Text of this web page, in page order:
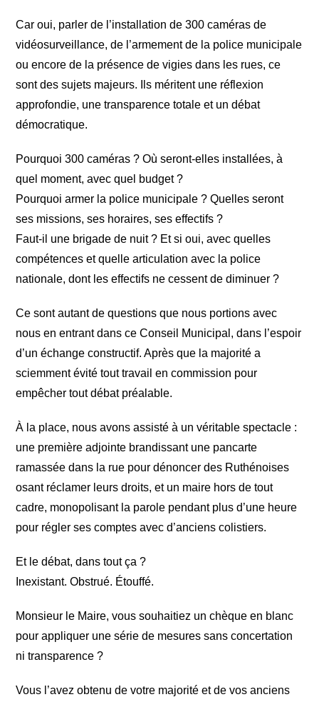
Car oui, parler de l’installation de 300 caméras de
vidéosurveillance, de l’armement de la police municipale
ou encore de la présence de vigies dans les rues, ce
sont des sujets majeurs. Ils méritent une réflexion
approfondie, une transparence totale et un débat
démocratique.
Pourquoi 300 caméras ? Où seront-elles installées, à
quel moment, avec quel budget ?
Pourquoi armer la police municipale ? Quelles seront
ses missions, ses horaires, ses effectifs ?
Faut-il une brigade de nuit ? Et si oui, avec quelles
compétences et quelle articulation avec la police
nationale, dont les effectifs ne cessent de diminuer ?
Ce sont autant de questions que nous portions avec
nous en entrant dans ce Conseil Municipal, dans l’espoir
d’un échange constructif. Après que la majorité a
sciemment évité tout travail en commission pour
empêcher tout débat préalable.
À la place, nous avons assisté à un véritable spectacle :
une première adjointe brandissant une pancarte
ramassée dans la rue pour dénoncer des Ruthénoises
osant réclamer leurs droits, et un maire hors de tout
cadre, monopolisant la parole pendant plus d’une heure
pour régler ses comptes avec d’anciens colistiers.
Et le débat, dans tout ça ?
Inexistant. Obstrué. Étouffé.
Monsieur le Maire, vous souhaitiez un chèque en blanc
pour appliquer une série de mesures sans concertation
ni transparence ?
Vous l’avez obtenu de votre majorité et de vos anciens